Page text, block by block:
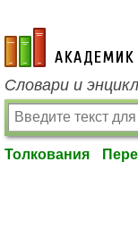
academic.ru
Словари и
Толкования